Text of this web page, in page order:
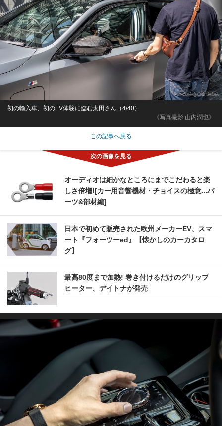
《写真撮影 山内潤也》
初の輸入車、初のEV体験に臨む太田さん（4/40）
この記事へ戻る
オーディオは細かなところにまでこだわると楽
しさ倍増![カー用音響機材・チョイスの極意...パ
ーツ&部材編]
日本で初めて販売された欧州メーカーEV、スマ
ート『フォーツーed』【懐かしのカーカタロ
グ】
最高80度まで加熱! 巻き付けるだけのグリップ
ヒーター、デイトナが発売